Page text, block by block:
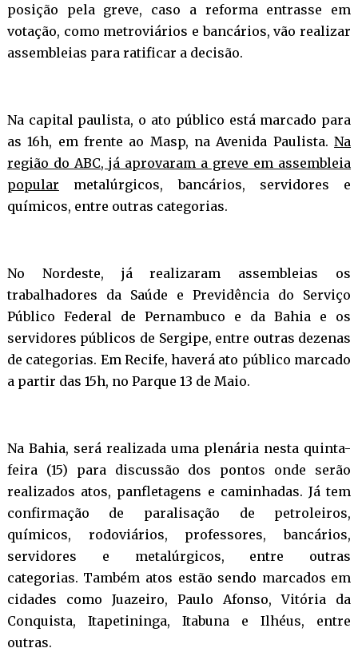
posição pela greve, caso a reforma entrasse em
votação, como metroviários e bancários, vão realizar
assembleias para ratificar a decisão.
Na capital paulista, o ato público está marcado para
as 16h, em frente ao Masp, na Avenida Paulista.Na
região do ABC, já aprovaram a greve em assembleia
popular metalúrgicos, bancários, servidores e
químicos, entre outras categorias.
No Nordeste, já realizaram assembleias os
trabalhadores da Saúde e Previdência do Serviço
Público Federal de Pernambuco e da Bahia e os
servidores públicos de Sergipe, entre outras dezenas
de categorias. Em Recife, haverá ato público marcado
a partir das 15h, no Parque 13 de Maio.
Na Bahia, será realizada uma plenária nesta quinta-
feira (15) para discussão dos pontos onde serão
realizados atos, panfletagens e caminhadas. Já tem
confirmação de paralisação de petroleiros,
químicos, rodoviários, professores, bancários,
servidores e metalúrgicos, entre outras
categorias. Também atos estão sendo marcados em
cidades como Juazeiro, Paulo Afonso, Vitória da
Conquista, Itapetininga, Itabuna e Ilhéus, entre
outras.